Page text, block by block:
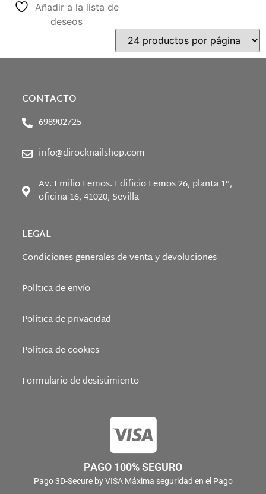
Añadir a la lista de
deseos
CONTACTO
698902725
info@dirocknailshop.com
Av. Emilio Lemos. Edificio Lemos 26, planta 1°,
oficina 16, 41020, Sevilla
LEGAL
Condiciones generales de venta y devoluciones
Política de envío
Política de privacidad
Política de cookies
Formulario de desistimiento
PAGO 100% SEGURO
Pago 3D-Secure by VISA Máxima seguridad en el Pago